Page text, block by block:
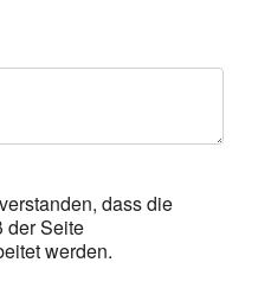
dass die
der Seite
werden.